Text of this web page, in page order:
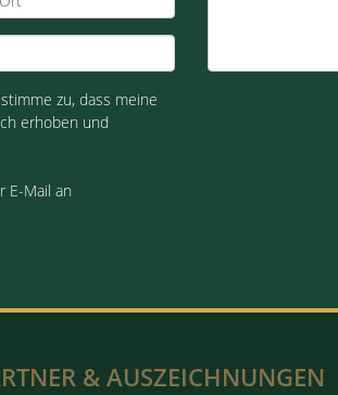
zu, dass meine
erhoben und
E-Mail an
& AUSZEICHNUNGEN